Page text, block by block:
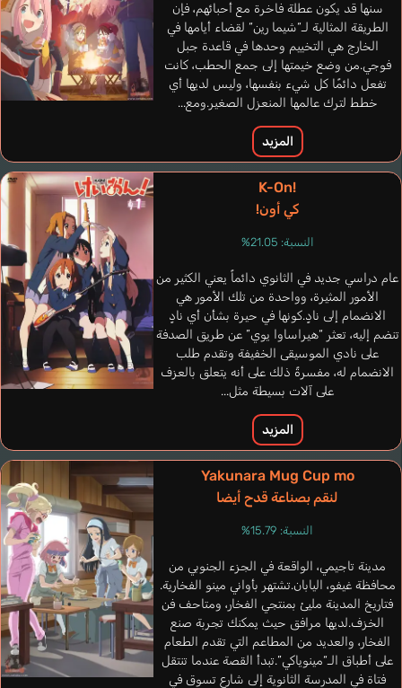
Castañeda Carla
إسباني
Sakura Ayane
Guerrero Cecilia
Yua Serufu
Inagaki Konomi
سنها قد يكون عطلة فاخرة مع أحبائهم، فإن
الطريقة المثالية لـ“شيما رين“ لقضاء أيامها في
الخارج هي التخييم وحدها في قاعدة جبل
فوجي.من وضع خيمتها إلى جمع الحطب، كانت
تفعل دائمًا كل شيء بنفسها، وليس لديها أي
خطط لترك عالمها المنعزل الصغير.ومع...
المزيد
K-On!
كي أون!
النسبة: 21.05%
عام دراسي جديد في الثانوي دائماً يعني الكثير من
الأمور المثيرة، وواحدة من تلك الأمور هي
الانضمام إلى نادٍ.كونها في حيرة بشأن أي نادٍ
تنضم إليه، تعثر “هيراساوا يوي” عن طريق الصدفة
على نادي الموسيقى الخفيفة وتقدم طلب
الانضمام له، مفسرةً ذلك على أنه يتعلق بالعزف
على آلات بسيطة مثل...
المزيد
Yakunara Mug Cup mo
لنقم بصناعة قدح أيضا
النسبة: 15.79%
مدينة تاجيمي، الواقعة في الجزء الجنوبي من
محافظة غيفو، اليابان.تشتهر بأواني مينو الفخارية.
فتاريخ المدينة مليئ بمنتجي الفخار، ومتاحف فن
الخزف.لديها مرافق حيث يمكنك تجربة صنع
الفخار، والعديد من المطاعم التي تقدم الطعام
على أطباق الـ“مينوياكي”.تبدأ القصة عندما تنتقل
فتاة في المدرسة الثانوية إلى شارع تسوق في